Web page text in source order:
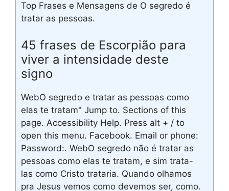
Top Frases e Mensagens de O segredo é
tratar as pessoas.
45 frases de Escorpião para
viver a intensidade deste
signo
WebO segredo e tratar as pessoas como
elas te tratam" Jump to. Sections of this
page. Accessibility Help. Press alt + / to
open this menu. Facebook. Email or phone:
Password:. WebO segredo não é tratar as
pessoas como elas te tratam, e sim trata-
las como Cristo trataria. Quando olhamos
pra Jesus vemos como devemos ser, como.